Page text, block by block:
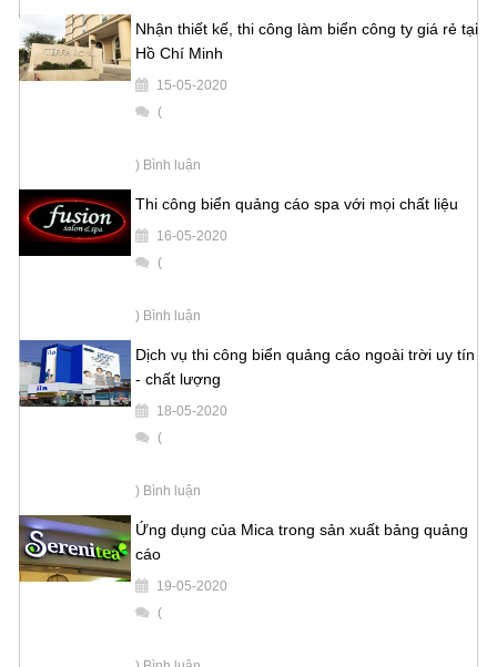
Nhận thiết kế, thi công làm biển công ty giá rẻ tại
Hồ Chí Minh
15-05-2020
(
) Bình luận
Thi công biển quảng cáo spa với mọi chất liệu
16-05-2020
(
) Bình luận
Dịch vụ thi công biển quảng cáo ngoài trời uy tín
- chất lượng
18-05-2020
(
) Bình luận
Ứng dụng của Mica trong sản xuất bảng quảng
cáo
19-05-2020
(